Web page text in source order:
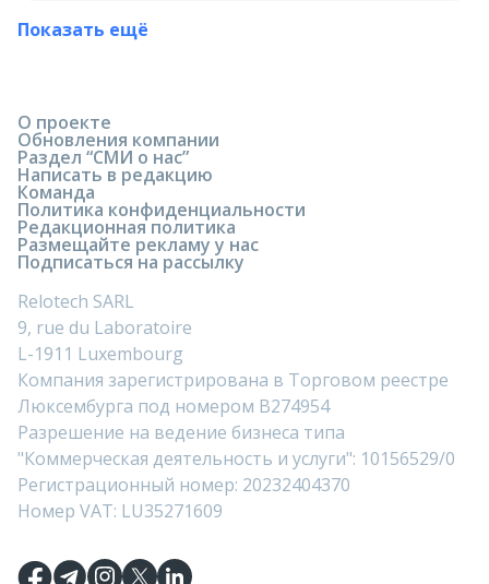
Показать ещё
О проекте
Обновления компании
Раздел “СМИ о нас”
Написать в редакцию
Команда
Политика конфиденциальности
Редакционная политика
Размещайте рекламу у нас
Подписаться на рассылку
Relotech SARL
9, rue du Laboratoire
L-1911 Luxembourg
Компания зарегистрирована в Торговом реестре
Люксембурга под номером B274954
Разрешение на ведение бизнеса типа
"Коммерческая деятельность и услуги": 10156529/0
Регистрационный номер: 20232404370
Номер VAT: LU35271609